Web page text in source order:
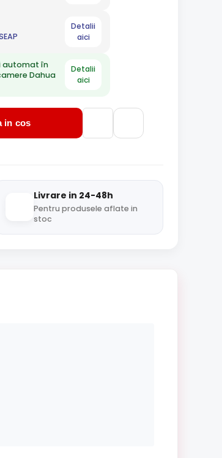
Detalii
aici
automat în
Dahua
Detalii
aici
in cos
Livrare in 24-48h
Pentru produsele aflate in
stoc